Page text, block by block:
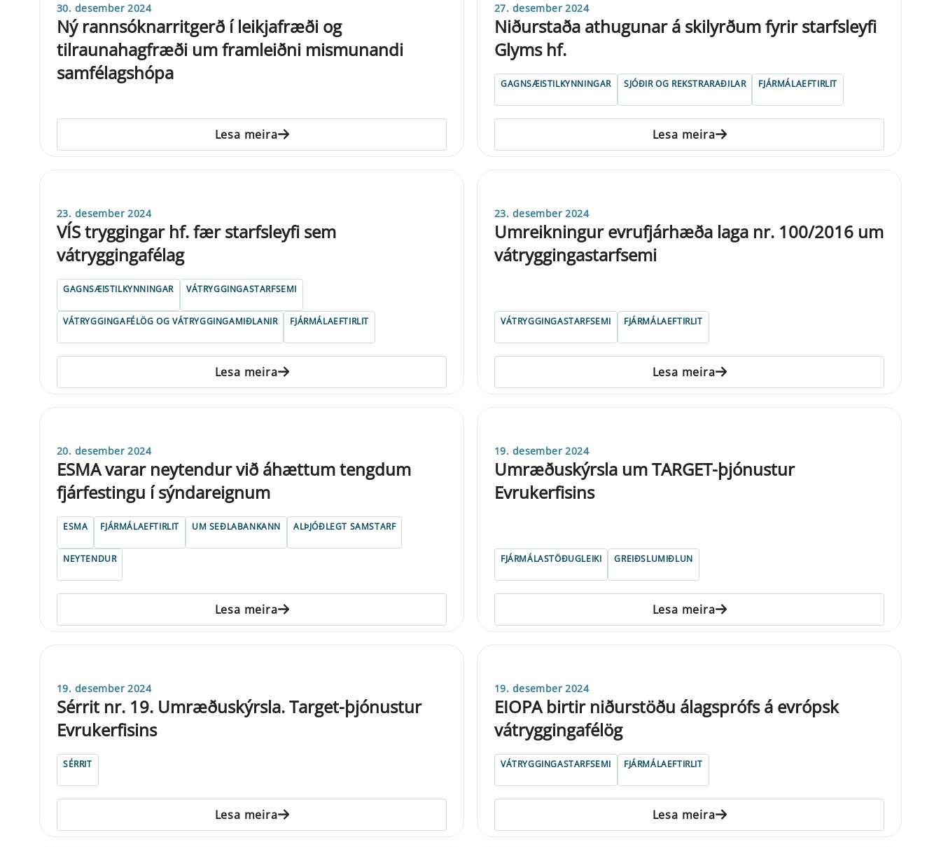
30. desember 2024
Ný rannsóknarritgerð í leikjafræði og
tilraunahagfræði um framleiðni mismunandi
samfélagshópa
Lesa meira
27. desember 2024
Niðurstaða athugunar á skilyrðum fyrir starfsleyfi
Glyms hf.
GAGNSÆISTILKYNNINGAR SJÓÐIR OG REKSTRARAÐILAR FJÁRMÁLAEFTIRLIT
Lesa meira
23. desember 2024
VÍS tryggingar hf. fær starfsleyfi sem
vátryggingafélag
GAGNSÆISTILKYNNINGAR VÁTRYGGINGASTARFSEMI
VÁTRYGGINGAFÉLÖG OG VÁTRYGGINGAMIÐLANIR FJÁRMÁLAEFTIRLIT
Lesa meira
23. desember 2024
Umreikningur evrufjárhæða laga nr. 100/2016 um
vátryggingastarfsemi
VÁTRYGGINGASTARFSEMI FJÁRMÁLAEFTIRLIT
Lesa meira
20. desember 2024
ESMA varar neytendur við áhættum tengdum
fjárfestingu í sýndareignum
ESMA FJÁRMÁLAEFTIRLIT UM SEÐLABANKANN ALÞJÓÐLEGT SAMSTARF
NEYTENDUR
Lesa meira
19. desember 2024
Umræðuskýrsla um TARGET-þjónustur
Evrukerfisins
FJÁRMÁLASTÖÐUGLEIKI GREIÐSLUMIÐLUN
Lesa meira
19. desember 2024
Sérrit nr. 19. Umræðuskýrsla. Target-þjónustur
Evrukerfisins
SÉRRIT
Lesa meira
19. desember 2024
EIOPA birtir niðurstöðu álagsprófs á evrópsk
vátryggingafélög
VÁTRYGGINGASTARFSEMI FJÁRMÁLAEFTIRLIT
Lesa meira